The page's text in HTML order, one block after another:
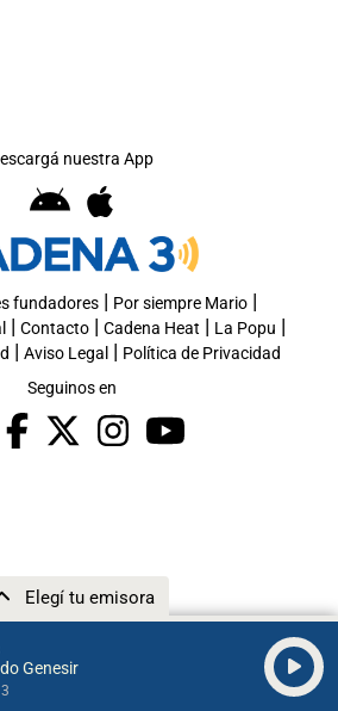
Genesir
Elegí tu emisora
nuestra App
fundadores| Por siempre Mario|
| Contacto| Cadena Heat | La Popu |
| Aviso Legal | Política de Privacidad
Seguinos en